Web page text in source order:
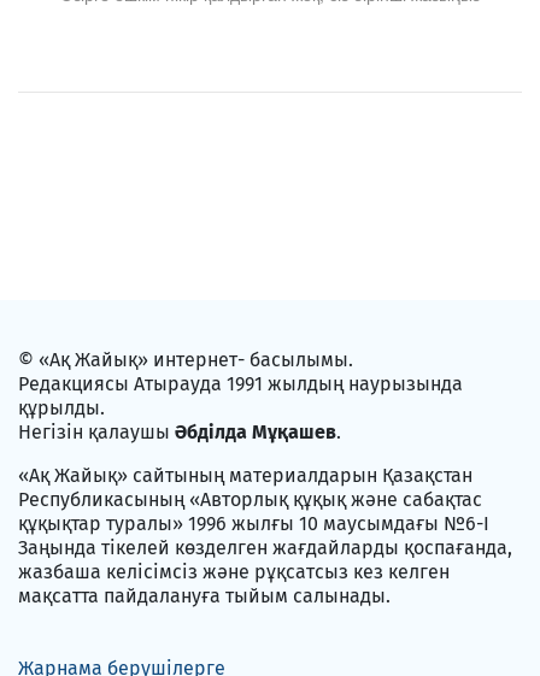
© «Ақ Жайық» интернет- басылымы.
Редакциясы Атырауда 1991 жылдың наурызында
құрылды.
Негізін қалаушы Әбділда Мұқашев.
«Ақ Жайық» сайтының материалдарын Қазақстан
Республикасының «Авторлық құқық және сабақтас
құқықтар туралы» 1996 жылғы 10 маусымдағы №6-I
Заңында тікелей көзделген жағдайларды қоспағанда,
жазбаша келісімсіз және рұқсатсыз кез келген
мақсатта пайдалануға тыйым салынады.
Жарнама берушілерге